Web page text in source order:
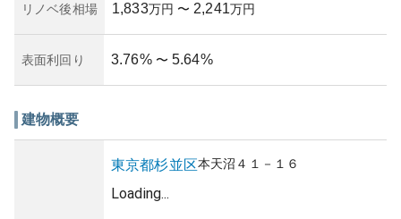
リノベ後相場 1,833万円 〜 2,241万円
表面利回り 3.76% 〜 5.64%
建物概要
東京都杉並区本天沼 ４１－１６
Loading...